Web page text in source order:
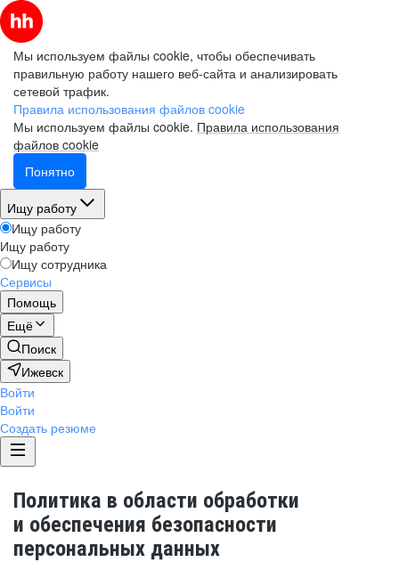
Мы используем файлы cookie, чтобы обеспечивать
правильную работу нашего веб-сайта и анализировать
сетевой трафик.
Правила использования файлов cookie
Мы используем файлы cookie. Правила использования
файлов cookie
Понятно
Ищу работу
Ищу работу
Ищу работу
Ищу сотрудника
Сервисы
Помощь
Ещё
Поиск
Ижевск
Войти
Войти
Создать резюме
Политика в области обработки
и обеспечения безопасности
персональных данных